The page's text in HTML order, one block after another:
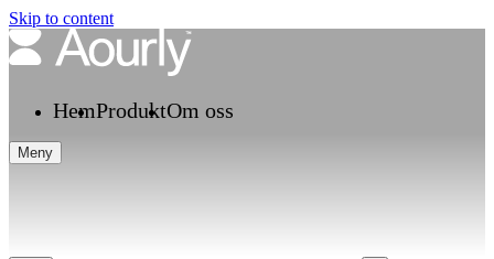
Skip to content
HemProduktOm oss
Meny